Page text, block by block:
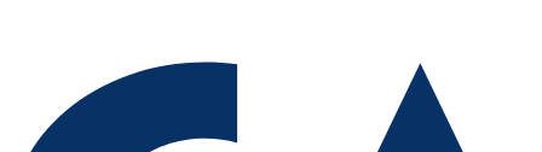
08.08.2026 | 08:07
+32 °C и вечерний дождь: погода в Самарской области 8
августа